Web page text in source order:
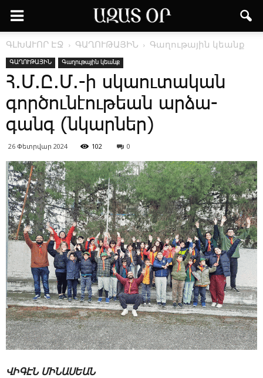
ԳԼԽԱՒՈՐ ԷՋ ԳԱՂՈՒԹԱՅԻՆ Գաղութային կեանք
ԳԱՂՈՒԹԱՅԻՆ Գաղութային կեանք
Հ.Մ.Ը.Մ.-ի սկաու­տա­կան
գոր­ծու­նէու­թեան ար­ձա­
գանգ (նկարներ)
26 Փետրվար 2024 102 0
ՎԻԳԷՆ ՄԻՆԱՍԵԱՆ